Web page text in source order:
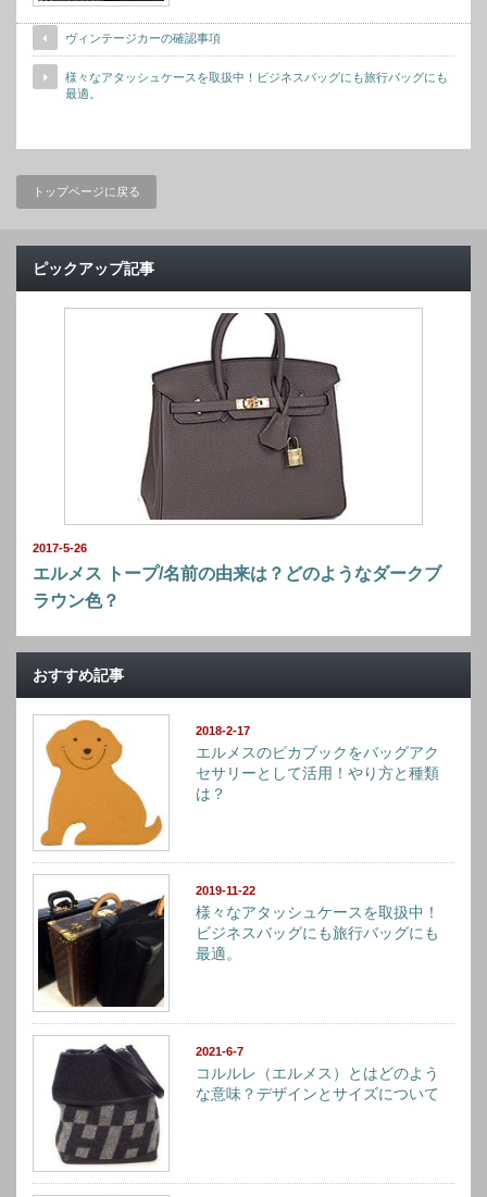
ヴィンテージカーの確認事項
様々なアタッシュケースを取扱中！ビジネスバッグにも旅行バッグにも
最適。
トップページに戻る
ピックアップ記事
2017-5-26
エルメス トープ/名前の由来は？どのようなダークブ
ラウン色？
おすすめ記事
2018-2-17
エルメスのピカブックをバッグアク
セサリーとして活用！やり方と種類
は？
2019-11-22
様々なアタッシュケースを取扱中！
ビジネスバッグにも旅行バッグにも
最適。
2021-6-7
コルルレ（エルメス）とはどのよう
な意味？デザインとサイズについて